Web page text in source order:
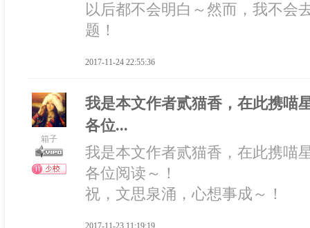
以后都不会明白～然而，我不会
题！
2017-11-24 22:55:36
箱子
我是本文作者贰猫香，在此携喵
各位...
我是本文作者贰猫香，在此携喵
各位阅读～！
祝，文思泉涌，心想事成～！
2017-11-23 11:19:19